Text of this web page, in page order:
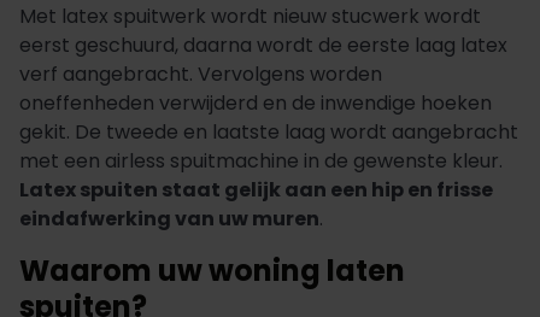
Met latex spuitwerk wordt nieuw stucwerk wordt
eerst geschuurd, daarna wordt de eerste laag latex
verf aangebracht. Vervolgens worden
oneffenheden verwijderd en de inwendige hoeken
gekit. De tweede en laatste laag wordt aangebracht
met een airless spuitmachine in de gewenste kleur.
Latex spuiten staat gelijk aan een hip en frisse
eindafwerking van uw muren.
Waarom uw woning laten
spuiten?